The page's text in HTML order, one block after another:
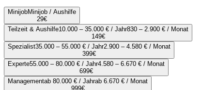
MinijobMinijob / Aushilfe
29€
Teilzeit & Aushilfe10.000 – 35.000 € / Jahr830 – 2.900 € / Monat
149€
Spezialist35.000 – 55.000 € / Jahr2.900 – 4.580 € / Monat
399€
Experte55.000 – 80.000 € / Jahr4.580 – 6.670 € / Monat
699€
Managementab 80.000 € / Jahrab 6.670 € / Monat
999€